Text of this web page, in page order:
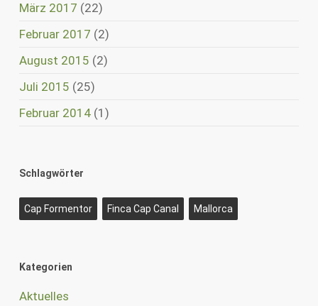
März 2017 (22)
Februar 2017 (2)
August 2015 (2)
Juli 2015 (25)
Februar 2014(1)
Schlagwörter
Cap Formentor Finca Cap Canal Mallorca
Kategorien
Aktuelles